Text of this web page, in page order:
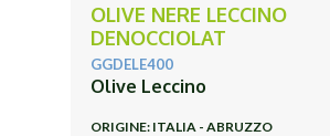
OLIVE NERE LECCINO
DENOCCIOLAT
GGDELE400
Olive Leccino
ORIGINE: ITALIA - ABRUZZO